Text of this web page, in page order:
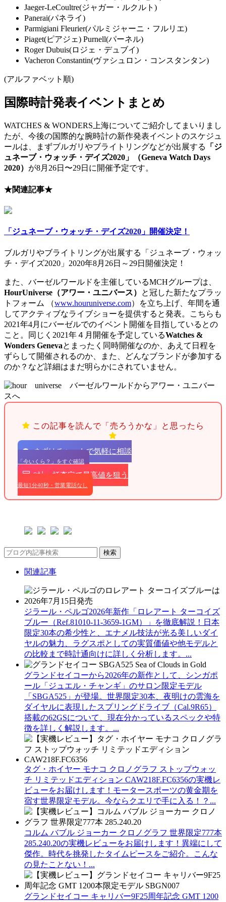
Jaeger-LeCoultre(ジャガー・ルクルト)
Panerai(パネライ)
Parmigiani Fleurier(パルミジャーニ・フルリエ)
Piaget(ピアジェ) Purnell(パーネル)
Roger Dubuis(ロジェ・デュブイ)
Vacheron Constantin(ヴァシュロン・コンスタンタン)
(アルファベット順)
国際時計発表イベントまとめ
WATCHES & WONDERS上海についてご紹介してまいりまし
たが、今後の国際的な腕時計の新作発表イベントのスケジュ
ールは、まずブルガリやブライトリングなどが出展する
「ジ
ュネーブ・ウォッチ・デイズ2020」（Geneva Watch Days
2020） が8月26日〜29日に開催予定です。
★関連記事★
「ジュネーブ・ウォッチ・デイズ2020」開催決定！
ブルガリやブライトリングが出展する「ジュネーブ・ウォッ
チ・デイズ2020」2020年8月26日～29日開催決定！
また、バーゼルワールドを主催しているMCHグループは、
HourUniverse（アワー・ユニバース）
と冠した新たなプラッ
トフォーム （www.houruniverse.com）を立ち上げ、年間を通
してアクティブなライブショーを提供すると発表。こちらも
2021年4月にバーゼルでのイベント開催を目指しているとの
こと。同じく2021年４月開催を予定しているWatches &
Wonders Genevaとまったく同時開催なのか、あえて日程を
ずらして開催されるのか、また、どんなブランドが参加する
のか？など詳細はまだ明らかにされていません。
この記事を読んで「売ろうかな」と思ったら
まずはチャットで気軽に相談
「今いくら？」をすぐ確認
9社一括査定で最高値を狙う
最短1分40秒・営業電話なし
検索
関連記事
ジラール・ペルゴ2026年新作「ロレアート ターコイズ
ブルー（Ref.81010-11-3659-1GM）」を徹底解説！日本
限定30本の希少性と、エナメル技法が光る美しいダイ
ヤルの魅力、ラグスポとしての実質価値や他モデルと
の比較まで時計通向けに詳しく分析します。...
グランドセイコーから2026年の新作として、シンガポ
ール「ジュエル・チャンギ」のサロン限定モデル
「SBGA525」が登場。世界限定30本、夜明けの雲海を
ダイヤルに表現したスプリングドライブ（Cal.9R65）
搭載の62GSについて、現在分かっているスペックや特
徴を詳しく解説します。...
タグ・ホイヤー モナコ クロノグラフ ストップウォッ
チ リミテッドエディション CAW218F.FC6356の実機レ
ビューをお届けします！モータースポーツの黄金期を
宿す世界限定モデル。今ならクエリで手に入る！？...
コルム バブル ジョーカー クロノグラフ 世界限定777本
285.240.20の実機レビューをお届けします！異端にして
傑作。時代を挑発したタイムピースをご紹介。こんな
の見たことない！...
グランドセイコー キャリバー9F25周年記念 GMT 1200